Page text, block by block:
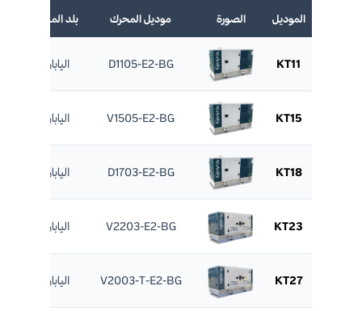
الموديل الصورة موديل المحرك بلد المنشأ
KT11
D1105-E2-BG اليابان
KT15
V1505-E2-BG اليابان
KT18
D1703-E2-BG اليابان
KT23
V2203-E2-BG اليابان
KT27
V2003-T-E2-BG اليابان